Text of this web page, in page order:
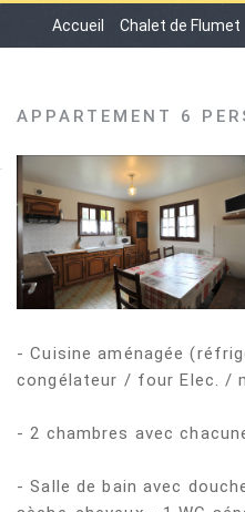
Accueil Chalet de Flumet
APPARTEMENT 6
- Cuisine aménagée
congélateur / four Elec. /
- 2 chambres avec
- Salle de bain avec